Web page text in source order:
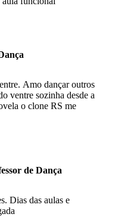
Amo dançar outros
ventre sozinha desde a
o clone RS me
de Dança
Dias das aulas e